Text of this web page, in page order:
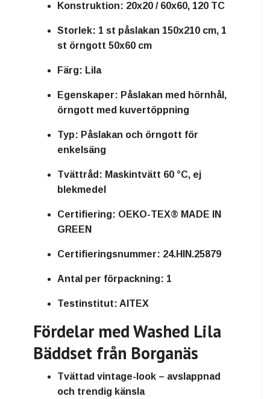
Konstruktion: 20x20 / 60x60, 120 TC
Storlek: 1 st påslakan 150x210 cm, 1
st örngott 50x60 cm
Färg: Lila
Egenskaper: Påslakan med hörnhål,
örngott med kuvertöppning
Typ: Påslakan och örngott för
enkelsäng
Tvättråd: Maskintvätt 60 °C, ej
blekmedel
Certifiering: OEKO-TEX® MADE IN
GREEN
Certifieringsnummer: 24.HIN.25879
Antal per förpackning: 1
Testinstitut: AITEX
Fördelar med Washed Lila
Bäddset från Borganäs
Tvättad vintage-look – avslappnad
och trendig känsla